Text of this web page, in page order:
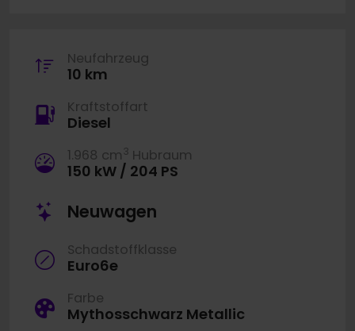
Neufahrzeug
10 km
Kraftstoffart
Diesel
1.968 cm 3 Hubraum
150 kW / 204 PS
Neuwagen
Schadstoffklasse
Euro6e
Farbe
Mythosschwarz Metallic